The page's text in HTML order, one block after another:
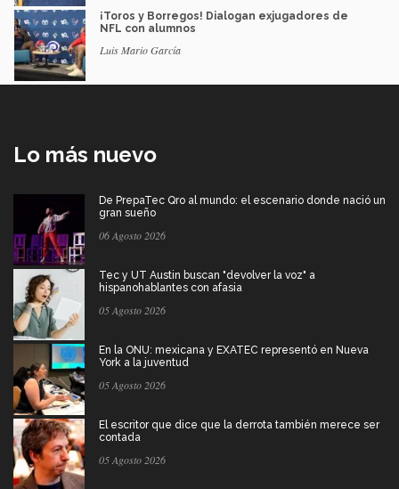
¡Toros y Borregos! Dialogan exjugadores de
NFL con alumnos
Luis Mario García
Lo más nuevo
De PrepaTec Qro al mundo: el escenario donde nació un
gran sueño
06 Agosto 2026
Tec y UT Austin buscan "devolver la voz" a
hispanohablantes con afasia
05 Agosto 2026
En la ONU: mexicana y EXATEC representó en Nueva
York a la juventud
05 Agosto 2026
El escritor que dice que la derrota también merece ser
contada
05 Agosto 2026